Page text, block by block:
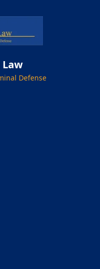
Defense